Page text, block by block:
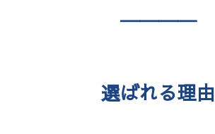
――――
選ばれる理由